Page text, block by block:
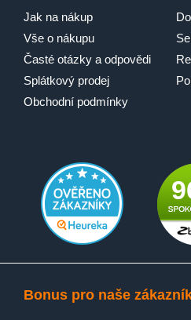
Jak na nákup
Vše o nákupu
Časté otázky a odpovědi
Splátkový prodej
Obchodní podmínky
Bonus pro naše